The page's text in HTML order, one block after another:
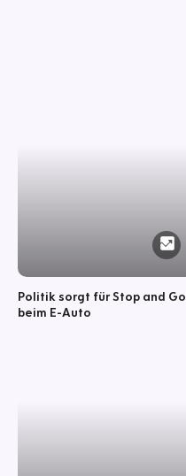
Politik sorgt für Stop and Go
beim E-Auto